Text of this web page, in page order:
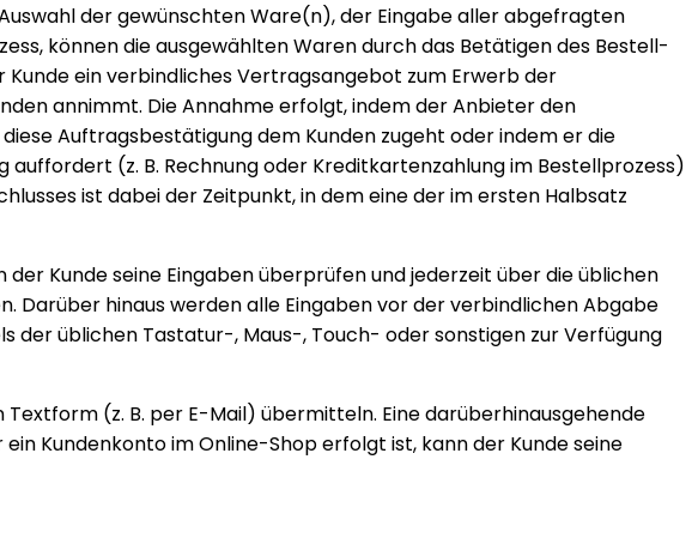
der gewünschten Ware(n), der Eingabe aller abgefragten
können die ausgewählten Waren durch das Betätigen des Bestell-
ein verbindliches Vertragsangebot zum Erwerb der
annimmt. Die Annahme erfolgt, indem der Anbieter den
Auftragsbestätigung dem Kunden zugeht oder indem er die
(z. B. Rechnung oder Kreditkartenzahlung im Bestellprozess)
ist dabei der Zeitpunkt, in dem eine der im ersten Halbsatz
Kunde seine Eingaben überprüfen und jederzeit über die üblichen
Darüber hinaus werden alle Eingaben vor der verbindlichen Abgabe
üblichen Tastatur-, Maus-, Touch- oder sonstigen zur Verfügung
(z. B. per E-Mail) übermitteln. Eine darüberhinausgehende
Kundenkonto im Online-Shop erfolgt ist, kann der Kunde seine